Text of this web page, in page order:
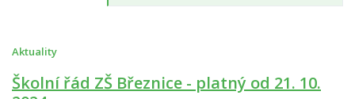
Aktuality
Školní řád ZŠ Březnice - platný od 21. 10.